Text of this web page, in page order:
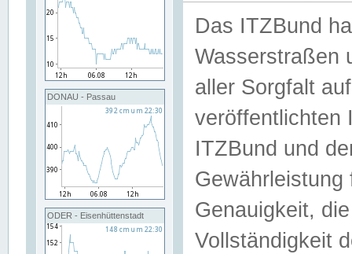
DONAU - Passau
ODER - Eisenhüttenstadt
Das ITZBund
Wasserstraßen
aller Sorgfalt
veröffentlichten
ITZBund und
Genauigkeit,
Vollständigkeit